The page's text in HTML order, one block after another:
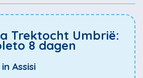
Het landschap wordt
glooiende heuvels, met uitzicht
Het is de perfecte gelegenheid
en de rust van Umbrië te
Trektocht Umbrië:
8 dagen
Assisi